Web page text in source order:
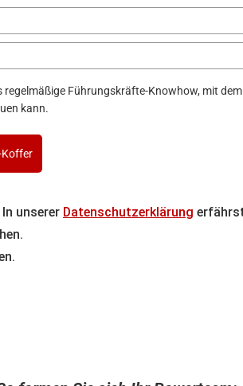
kann.
Koffer
unserer Datenschutzerklärung